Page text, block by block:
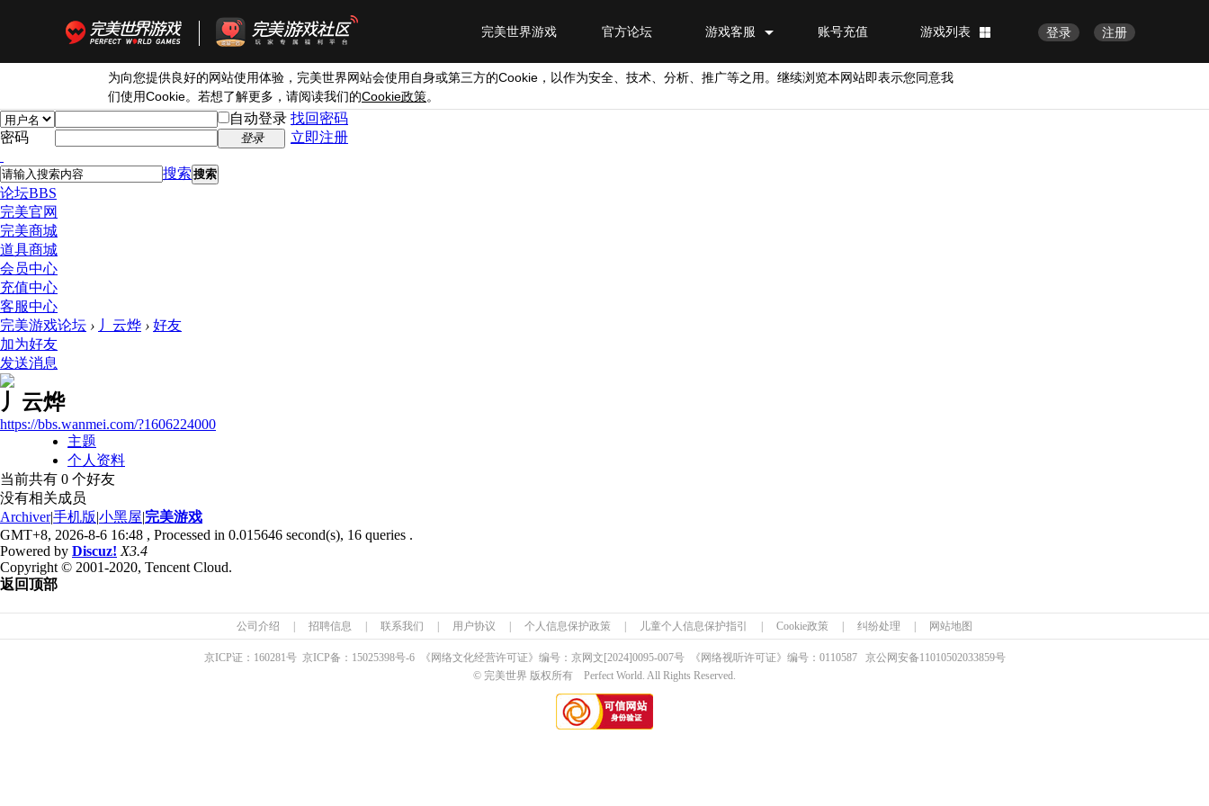
注册
登录
游戏列表
账号充值
游戏客服
官方论坛
完美世界游戏
为向您提供良好的网站使用体验，完美世界网站会使用自身或第三方的Cookie ，以作为安全、技术、分析、推广等之用。继续浏览本网站即表示您同意我
们使用Cookie。若想了解更多，请阅读我们的Cookie政策。
自动登录 找回密码
密码
登录 立即注册
搜索 搜索
论坛BBS
完美官网
完美商城
道具商城
会员中心
充值中心
客服中心
完美游戏论坛 › 丿云烨 › 好友
加为好友
发送消息
丿云烨
https://bbs.wanmei.com/?1606224000
主题
个人资料
当前共有 0 个好友
没有相关成员
Archiver|手机版|小黑屋|完美游戏
GMT+8, 2026-8-6 16:48 , Processed in 0.015646 second(s), 16 queries .
Powered by Discuz! X3.4
Copyright © 2001-2020, Tencent Cloud.
返回顶部
公司介绍 招聘信息 联系我们 用户协议 个人信息保护政策 儿童个人信息保护指引 Cookie政策 纠纷处理 网站地图
京ICP证： 160281号 京ICP备： 15025398号-6 《网络文化经营许可证》编号：京网文 [2024]0095-007号 《网络视听许可证》编号：0110587京公网安备11010502033859号
© 完美世界 版权所有 Perfect World. All Rights Reserved.